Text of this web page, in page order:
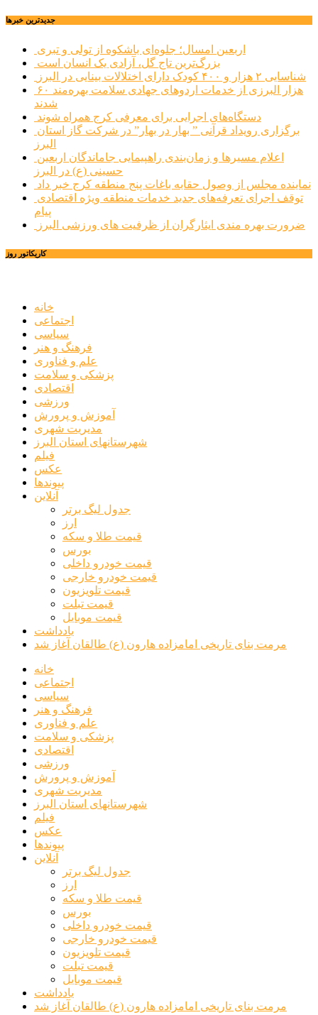
جديدترين خبرها
اربعین امسال؛ جلوه‌ای باشکوه از تولی و تبری
بزرگ‌ترین تاج گل، آزادی یک انسان است
شناسایی ۲ هزار و ۴۰۰ کودک دارای اختلالات بینایی در البرز
۶۰ هزار البرزی از خدمات اردوهای جهادی سلامت بهره‌مند
شدند
دستگاه‌های اجرایی برای معرفی کرج همراه شوند
البرز
حسینی (ع) در البرز
نماینده مجلس از وصول حقابه باغات پنج منطقه کرج خبر داد
پیام
ضرورت بهره مندی ایثارگران از ظرفیت های ورزشی البرز
کاریکاتور روز
خانه
اجتماعی
سیاسی
فرهنگ و هنر
علم و فناوری
پزشکی و سلامت
اقتصادی
ورزشی
آموزش و پرورش
مدیریت شهری
شهرستانهای استان البرز
فیلم
عکس
پیوندها
آنلاین
جدول لیگ برتر
ارز
قیمت طلا و سکه
بورس
قیمت خودرو داخلی
قیمت خودرو خارجی
قیمت تلویزیون
قیمت تبلت
قیمت موبایل
یادداشت
مرمت بنای تاریخی امامزاده هارون (ع) طالقان آغاز شد
خانه
اجتماعی
سیاسی
فرهنگ و هنر
علم و فناوری
پزشکی و سلامت
اقتصادی
ورزشی
آموزش و پرورش
مدیریت شهری
شهرستانهای استان البرز
فیلم
عکس
پیوندها
آنلاین
جدول لیگ برتر
ارز
قیمت طلا و سکه
بورس
قیمت خودرو داخلی
قیمت خودرو خارجی
قیمت تلویزیون
قیمت تبلت
قیمت موبایل
یادداشت
مرمت بنای تاریخی امامزاده هارون (ع) طالقان آغاز شد